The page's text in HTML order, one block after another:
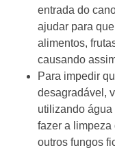
entrada do
ajudar para
alimentos,
causando
Para impedir
desagradável,
utilizando
fazer a limpeza
outros fungos